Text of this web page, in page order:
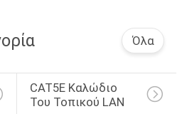
Όλα
CAT5E Καλώδιο
Του Τοπικού LAN